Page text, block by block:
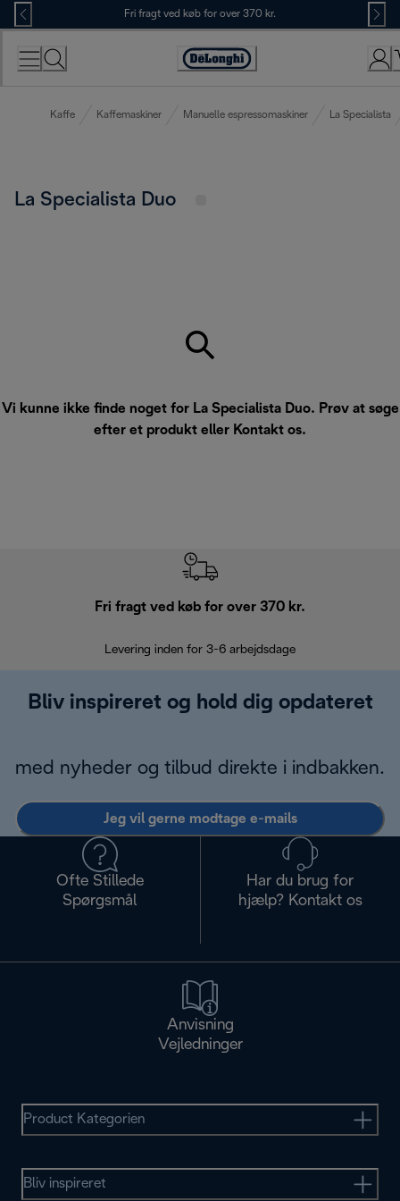
Skip
to
Content
Fri fragt ved køb for over 370 kr.
Accessibility
Kaffe Kaffemaskiner Manuelle espressomaskiner La Specialista
La Specialista Duo
Vi kunne ikke finde noget for La Specialista Duo. Prøv at søge
efter et produkt eller Kontakt os.
Fri fragt ved køb for over 370 kr.
Levering inden for 3-6 arbejdsdage
Bliv inspireret og hold dig opdateret
med nyheder og tilbud direkte i indbakken.
Jeg vil gerne modtage e-mails
Ofte Stillede
Spørgsmål
Har du brug for
hjælp? Kontakt os
Anvisning
Vejledninger
Product Kategorien
Bliv inspireret